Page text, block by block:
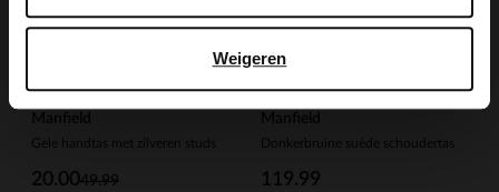
Weigeren
Manfield
Gele handtas met zilveren studs
49.99
20.00
Donkerbruine suède schoudertas
119.99